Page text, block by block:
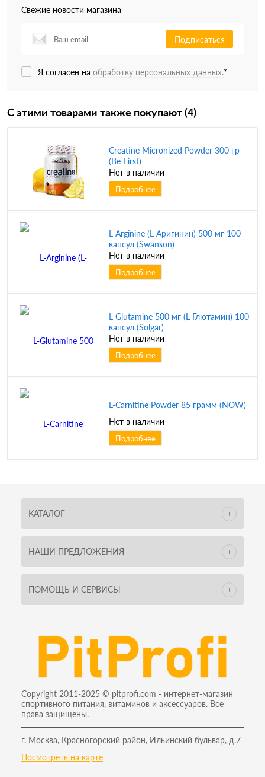
Свежие новости магазина
Подписаться
Я согласен на обработку персональных данных.*
С этими товарами также покупают (4)
Creatine Micronized Powder 300 гр
(Be First)
Нет в наличии
Подробнее
L-Arginine (L-Аригинин) 500 мг 100
капсул (Swanson)
Нет в наличии
Подробнее
L-Glutamine 500 мг (L-Глютамин) 100
капсул (Solgar)
Нет в наличии
Подробнее
L-Carnitine Powder 85 грамм (NOW)
Нет в наличии
Подробнее
КАТАЛОГ
НАШИ ПРЕДЛОЖЕНИЯ
ПОМОЩЬ И СЕРВИСЫ
Copyright 2011-2025 © pitprofi.com - интернет-магазин
спортивного питания, витаминов и аксессуаров. Все
права защищены.
г. Москва, Красногорский район, Ильинский бульвар, д.7
Посмотреть на карте